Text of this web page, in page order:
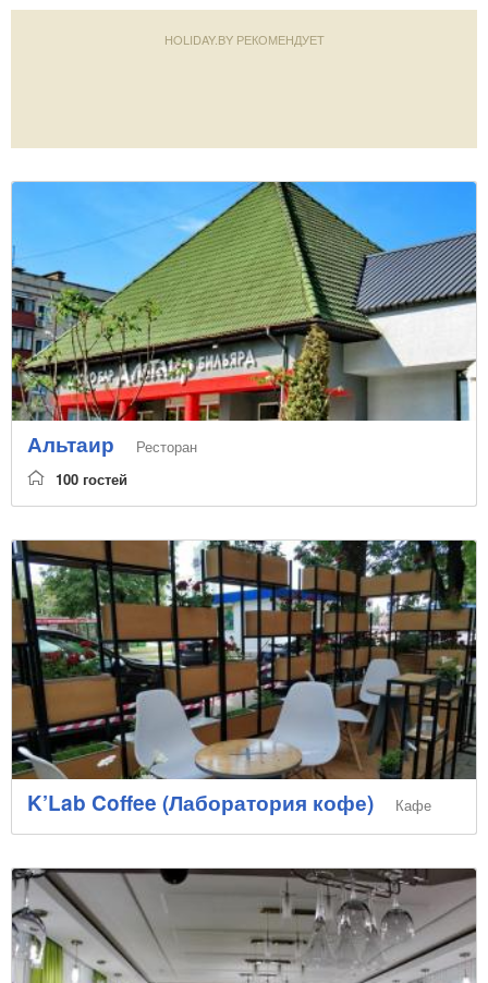
HOLIDAY.BY РЕКОМЕНДУЕТ
Альтаир
Ресторан
100 гостей
K’Lab Coffee (Лаборатория кофе) Кафе